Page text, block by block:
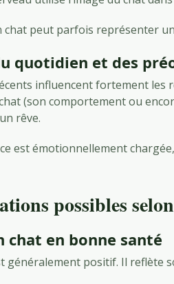
chat peut parfois représenter
quotidien et des
influencent fortement les
(son comportement ou
rêve.
est émotionnellement
possibles
chat en bonne santé
généralement positif. Il reflète